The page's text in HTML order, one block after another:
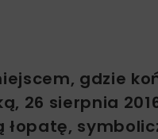
gdzie
26 sierpnia
łopatę,